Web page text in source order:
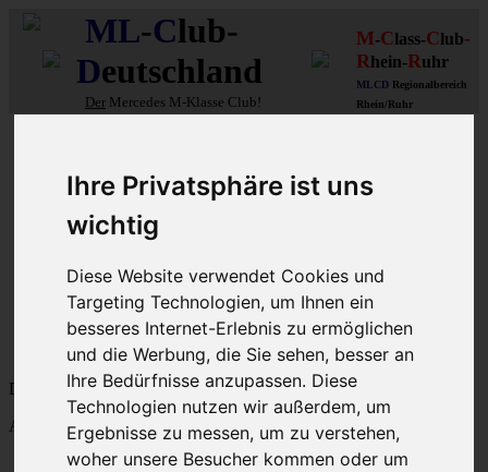
Ihre Privatsphäre ist uns
wichtig
Diese Website verwendet Cookies und
Targeting Technologien, um Ihnen ein
besseres Internet-Erlebnis zu ermöglichen
und die Werbung, die Sie sehen, besser an
Ihre Bedürfnisse anzupassen. Diese
Technologien nutzen wir außerdem, um
Ergebnisse zu messen, um zu verstehen,
woher unsere Besucher kommen oder um
ML-Club-
Deutschland
Der Mercedes M-Klasse Club!
M-Class-Club-
Rhein-Ruhr
MLCD Regionalbereich
Rhein/Ruhr
Schnellzugriff
Ungelesene
Forennutzer
FAQ
MLCD-Seiten MLCD-Foren-Übersicht
Dein letzter Besuch: 9. Aug 2026, 04:24
Aktuelle Zeit: 9. Aug 2026, 04:24
M-Klasse-Foren W163 W164 W166 V167